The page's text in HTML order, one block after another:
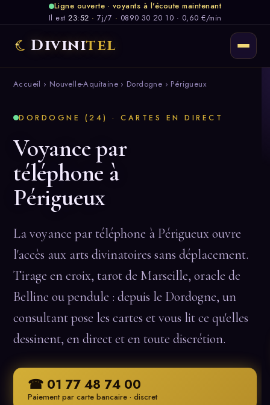
Ligne ouverte · voyants à l'écoute maintenant
Il est 23:52 · 7j/7 · 0890 30 20 10 · 0,60 €/min
Divinitel
Accueil › Nouvelle-Aquitaine› Dordogne › Périgueux
DORDOGNE (24) · CARTES EN DIRECT
Voyance par
téléphone à
Périgueux
La voyance par téléphone à Périgueux ouvre
l'accès aux arts divinatoires sans déplacement.
Tirage en croix, tarot de Marseille, oracle de
Belline ou pendule : depuis le Dordogne, un
consultant pose les cartes et vous lit ce qu'elles
dessinent, en direct et en toute discrétion.
☎ 01 77 48 74 00
Paiement par carte bancaire · discret